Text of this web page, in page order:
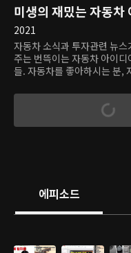
미생의 재밌는 자동차
2021
자동차 소식과 투자관련 뉴
주는 번뜩이는 자동차 아이
들. 자동차를 좋아하시는 분,
분들에게, 아주 신나고 재밌
우는 내용도 두배가 될꺼에요^^
에피소드